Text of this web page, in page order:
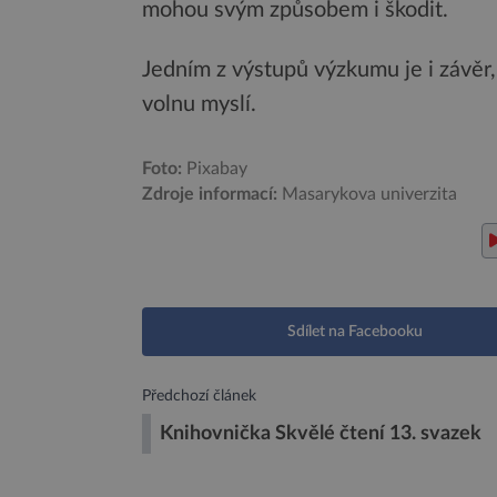
mohou svým způsobem i škodit.
Jedním z výstupů výzkumu je i
volnu myslí.
Foto: Pixabay
Zdroje informací: Masarykova univerzita
Sdílet na Facebooku
Předchozí článek
Knihovnička Skvělé čtení 13. svazek